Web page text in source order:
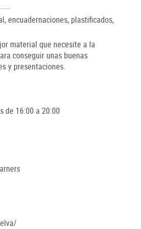
encuadernaciones, plastificados,
material que necesite a la
conseguir unas buenas
y presentaciones.
de 16:00 a 20:00